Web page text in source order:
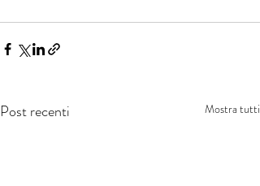
Post recenti Mostra tutti